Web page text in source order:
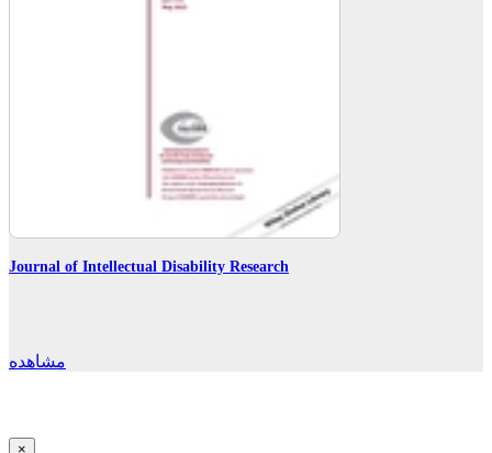
Journal of Intellectual Disability Research
مشاهده
×